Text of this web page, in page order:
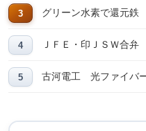
グリーン水素で還元
ＪＦＥ・印ＪＳＷ合
古河電工 光ファイバ